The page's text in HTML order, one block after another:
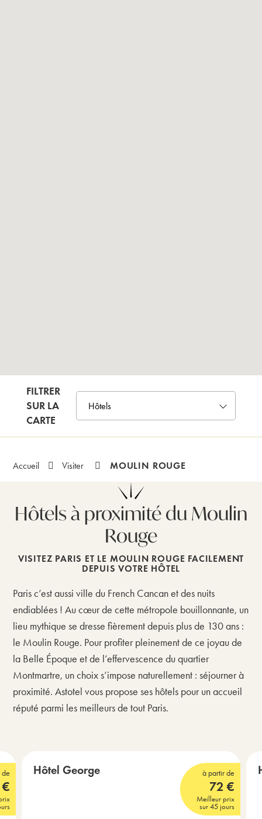
FILTRER
SUR LA
CARTE
Accueil Visiter MOULIN ROUGE
Hôtels à proximité du Moulin
Rouge
VISITEZ PARIS ET LE MOULIN ROUGE FACILEMENT
DEPUIS VOTRE HÔTEL
Paris c’est aussi ville du French Cancan et des nuits
endiablées ! Au cœur de cette métropole bouillonnante, un
lieu mythique se dresse fièrement depuis plus de 130 ans :
le Moulin Rouge. Pour profiter pleinement de ce joyau de
la Belle Époque et de l’effervescence du quartier
Montmartre, un choix s’impose naturellement : séjourner à
proximité. Astotel vous propose ses hôtels pour un accueil
réputé parmi les meilleurs de tout Paris.
€
Hôtel George à partir de
72 €
Meilleur prix
sur 45 jours